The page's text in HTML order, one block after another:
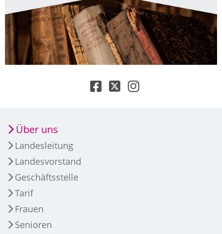
Über uns
Landesleitung
Landesvorstand
Geschäftsstelle
Tarif
Frauen
Senioren